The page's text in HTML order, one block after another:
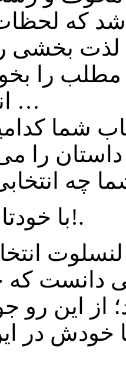
که
را
انتخاب می کنید …
شما
را می
چه
با خودتان صادق باشید!.
که
از این رو
خودش در